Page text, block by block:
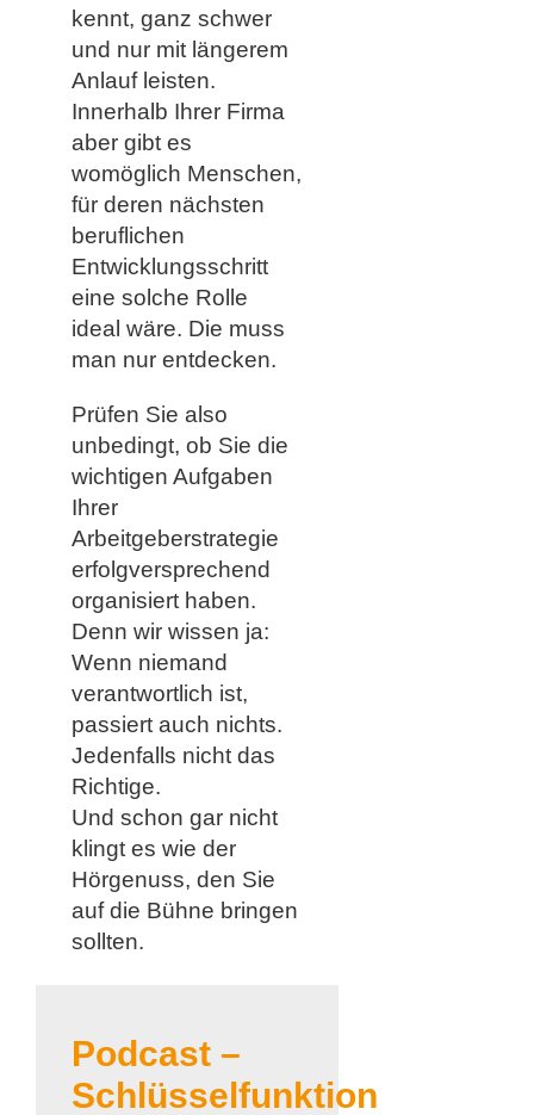
kennt, ganz schwer
und nur mit längerem
Anlauf leisten.
Innerhalb Ihrer Firma
aber gibt es
womöglich Menschen,
für deren nächsten
beruflichen
Entwicklungsschritt
eine solche Rolle
ideal wäre. Die muss
man nur entdecken.
Prüfen Sie also
unbedingt, ob Sie die
wichtigen Aufgaben
Ihrer
Arbeitgeberstrategie
erfolgversprechend
organisiert haben.
Denn wir wissen ja:
Wenn niemand
verantwortlich ist,
passiert auch nichts.
Jedenfalls nicht das
Richtige.
Und schon gar nicht
klingt es wie der
Hörgenuss, den Sie
auf die Bühne bringen
sollten.
Podcast –
Schlüsselfunktion